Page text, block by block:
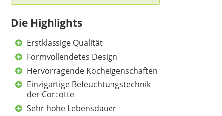
Die Highlights
Erstklassige Qualität
Formvollendetes Design
Hervorragende Kocheigenschaften
Einzigartige Befeuchtungstechnik
der Corcotte
Sehr hohe Lebensdauer